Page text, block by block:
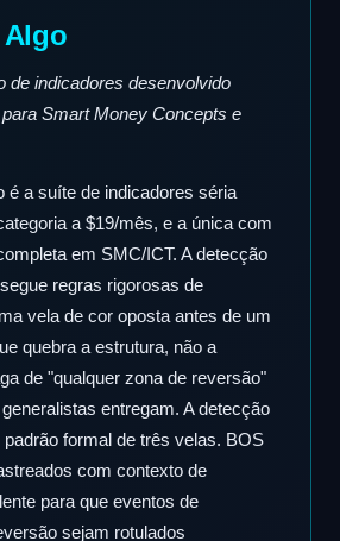
Algo
de indicadores desenvolvido
Smart Money Concepts e
é a suíte de indicadores séria
a $19/mês, e a única com
em SMC/ICT. A detecção
regras rigorosas de
vela de cor oposta antes de um
quebra a estrutura, não a
de "qualquer zona de reversão"
entregam. A detecção
formal de três velas. BOS
com contexto de
para que eventos de
sejam rotulados